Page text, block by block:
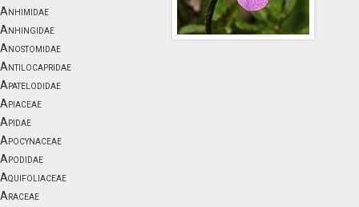
Anhimidae
Anhingidae
Anostomidae
Antilocapridae
Apatelodidae
Apiaceae
Apidae
Apocynaceae
Apodidae
Aquifoliaceae
Araceae